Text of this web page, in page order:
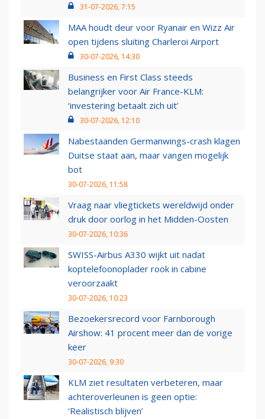
31-07-2026, 7:15
MAA houdt deur voor Ryanair en Wizz Air
open tijdens sluiting Charleroi Airport
30-07-2026, 14:30
Business en First Class steeds
belangrijker voor Air France-KLM:
‘investering betaalt zich uit’
30-07-2026, 12:10
Nabestaanden Germanwings-crash klagen
Duitse staat aan, maar vangen mogelijk
bot
30-07-2026, 11:58
Vraag naar vliegtickets wereldwijd onder
druk door oorlog in het Midden-Oosten
30-07-2026, 10:36
SWISS-Airbus A330 wijkt uit nadat
koptelefoonoplader rook in cabine
veroorzaakt
30-07-2026, 10:23
Bezoekersrecord voor Farnborough
Airshow: 41 procent meer dan de vorige
keer
30-07-2026, 9:30
KLM ziet resultaten verbeteren, maar
achteroverleunen is geen optie:
‘Realistisch blijven’